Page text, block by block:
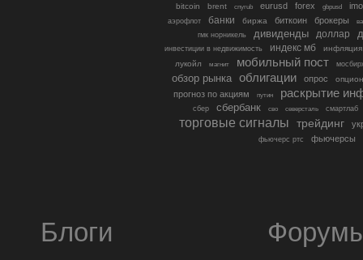
bitcoin brent cnyrub eurusd forex gbpusd
аэрофлот банки биржа биткоин брокеры
гмк норникель
дивиденды доллар
инвестиции в недвижимость индекс мб
инфляция
лукойл
магнит мобильный пост
обзор рынка облигации опрос
прогноз по акциям путин раскрытие
сбер сбербанк сво северсталь смартлаб
торговые сигналы трейдинг
фьючерс ртс фьючерсы
Блоги